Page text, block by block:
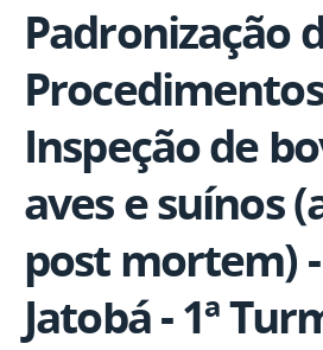
Padronização
Inspeção de
aves e suínos
post mortem) -
Jatobá - 1ª